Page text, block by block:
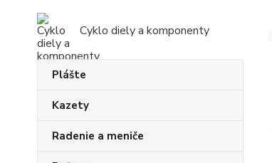
Cyklo diely a komponenty
Plášte
Kazety
Radenie a meniče